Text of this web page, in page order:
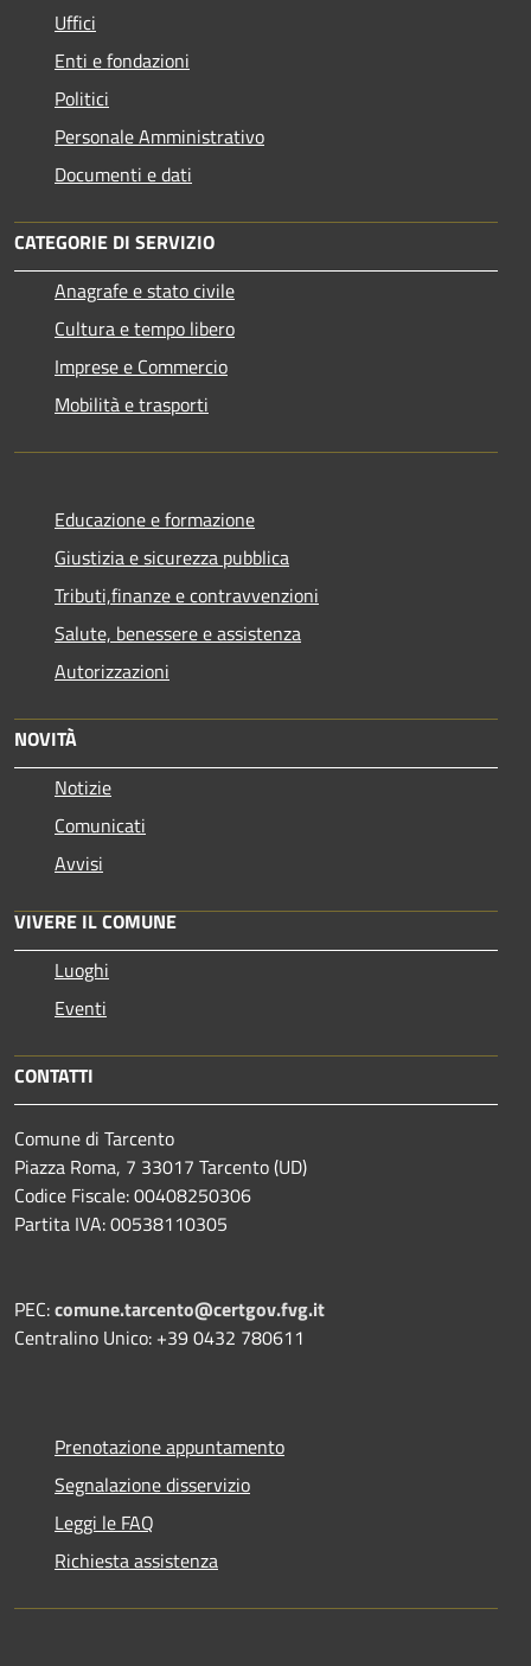
Uffici
Enti e fondazioni
Politici
Personale Amministrativo
Documenti e dati
CATEGORIE DI SERVIZIO
Anagrafe e stato civile
Cultura e tempo libero
Imprese e Commercio
Mobilità e trasporti
Educazione e formazione
Giustizia e sicurezza pubblica
Tributi,finanze e contravvenzioni
Salute, benessere e assistenza
Autorizzazioni
NOVITÀ
Notizie
Comunicati
Avvisi
VIVERE IL COMUNE
Luoghi
Eventi
CONTATTI
Comune di Tarcento
Piazza Roma, 7 33017 Tarcento (UD)
Codice Fiscale: 00408250306
Partita IVA: 00538110305
PEC:comune.tarcento@certgov.fvg.it
Centralino Unico: +39 0432 780611
Prenotazione appuntamento
Segnalazione disservizio
Leggi le FAQ
Richiesta assistenza